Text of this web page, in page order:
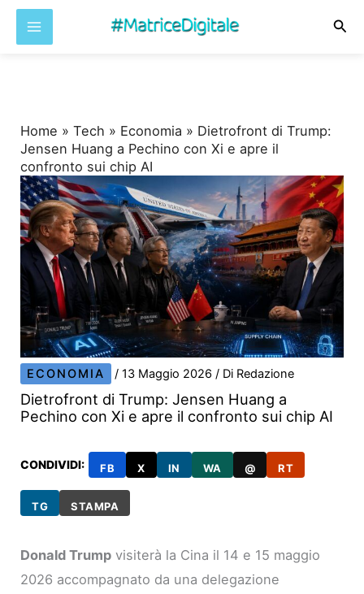
Home »Tech » Economia » Dietrofront di Trump:
Jensen Huang a Pechino con Xi e apre il
confronto sui chip AI
ECONOMIA /13 Maggio 2026/ Di Redazione
Dietrofront di Trump: Jensen Huang a
Pechino con Xi e apre il confronto sui chip AI
CONDIVIDI: FB X IN WA @ RT
TG STAMPA
Donald Trump visiterà la Cina il 14 e 15 maggio
2026 accompagnato da una delegazione